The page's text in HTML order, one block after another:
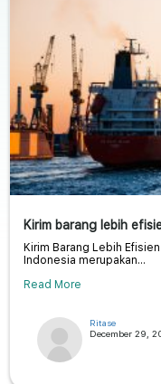
Kirim barang lebih
Kirim Barang Lebih
Indonesia merupakan...
Read More
Ritase
December 29,